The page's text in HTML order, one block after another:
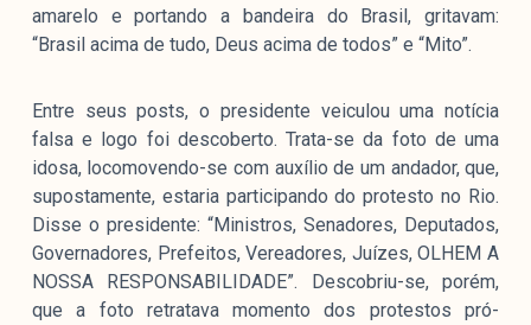
amarelo e portando a bandeira do Brasil, gritavam:
“Brasil acima de tudo, Deus acima de todos” e “Mito”.
Entre seus posts, o presidente veiculou uma notícia
falsa e logo foi descoberto. Trata-se da foto de uma
idosa, locomovendo-se com auxílio de um andador, que,
supostamente, estaria participando do protesto no Rio.
Disse o presidente: “Ministros, Senadores, Deputados,
Governadores, Prefeitos, Vereadores, Juízes, OLHEM A
NOSSA RESPONSABILIDADE”. Descobriu-se, porém,
que a foto retratava momento dos protestos pró-